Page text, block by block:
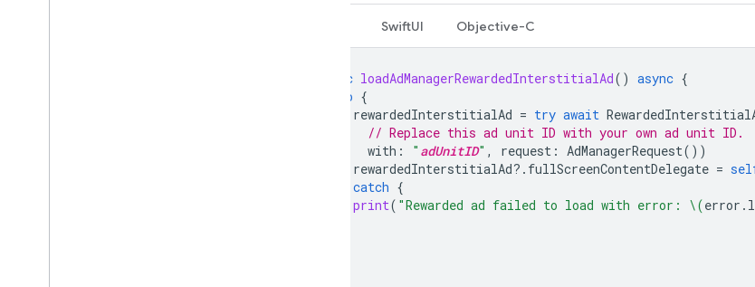
SwiftUI Objective-C
func loadAdManagerRewardedInterstitialAd() async {
do {
rewardedInterstitialAd = try await
// Replace this ad unit ID with your own ad unit ID.
with : " adUnitID" , request : AdManagerRequest())
rewardedInterstitialAd?. fullScreenContentDelegate =
catch {
print( "Rewarded ad failed to load with error: \(error .